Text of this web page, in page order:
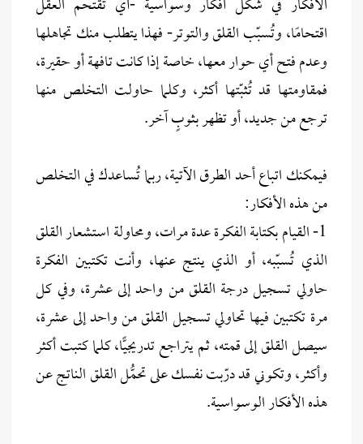
اقتحامًا، وتُسبّب القلق والتوتر- فهذا يتطلب منك تجاهلها
وعدم فتح أي حوار معها، خاصة إذا كانت تافهة أو حقيرة،
فمقاومتها قد تُثبّتها أكثر، وكلما حاولت التخلص منها
ترجع من جديد، أو تظهر بثوبٍ آخر.
فيمكنك اتباع أحد الطرق الآتية، ربما تُساعدك في التخلص
من هذه الأفكار:
1- القيام بكتابة الفكرة عدة مرات، ومحاولة استشعار القلق
الذي تُسبّبه، أو الذي ينتج عنها، وأنت تكتبين الفكرة
حاولي تسجيل درجة القلق من واحد إلى عشرة، وفي كل
مرة تكتبين فيها تحاولي تسجيل القلق من واحد إلى عشرة،
سيصل القلق إلى قمته، ثم يتراجع تدريجيًّا، كلما كتبت أكثر
وأكثر، وتكوني قد درّبت نفسك على تحمُّل القلق الناتج عن
هذه الأفكار الوسواسية.